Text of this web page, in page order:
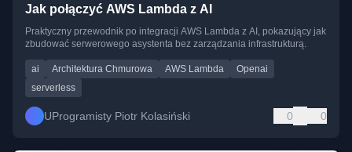
Jak połączyć AWS Lambda z AI
Praktyczny przewodnik po integracji AWS Lambda z AI, pokazujący jak
zbudować serwerowego asystenta bez zarządzania infrastrukturą.
ai Architektura Chmurowa AWS Lambda
Openai
serverless
UProgramisty Piotr Kolasiński 0 0